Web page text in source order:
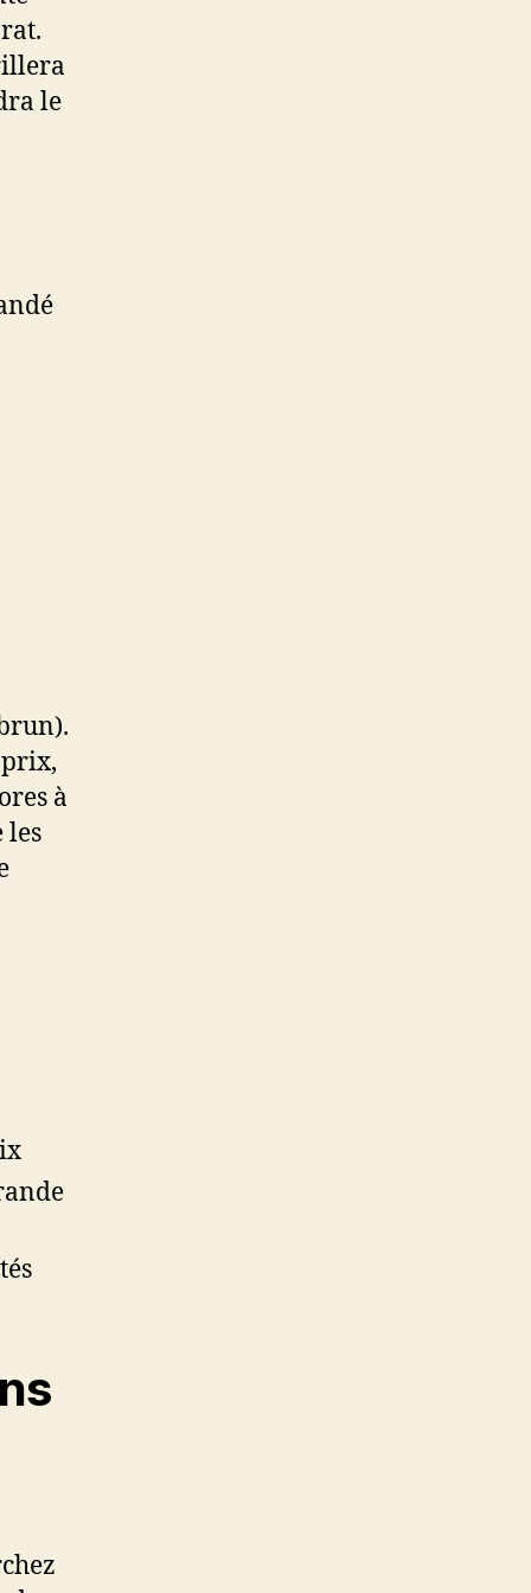
le
à
les